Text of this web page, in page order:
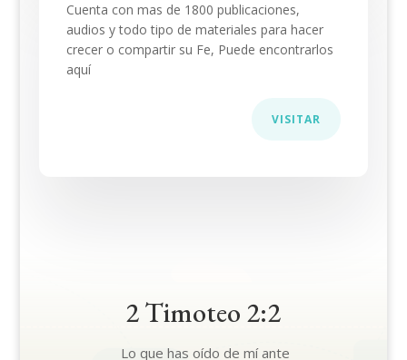
Cuenta con mas de 1800 publicaciones,
audios y todo tipo de materiales para hacer
crecer o compartir su Fe, Puede encontrarlos
aquí
VISITAR
2 Timoteo 2:2
Lo que has oído de mí ante